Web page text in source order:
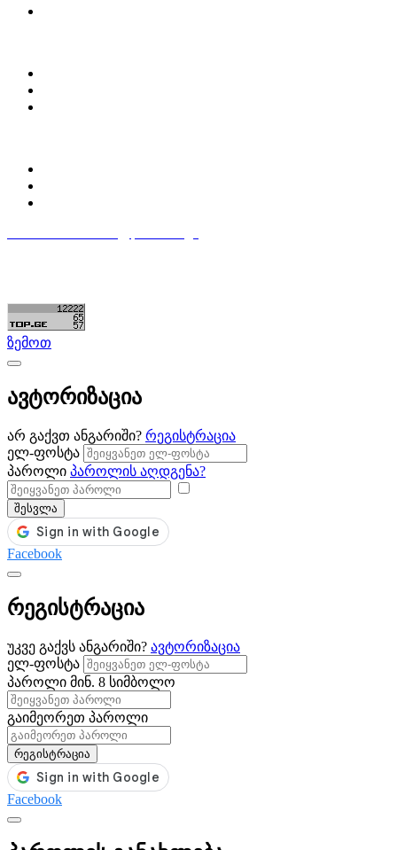
ზემოთ
ავტორიზაცია
არ გაქვთ ანგარიში? რეგისტრაცია
ელ-ფოსტა
პაროლი პაროლის აღდგენა?
შესვლა
Facebook
რეგისტრაცია
უკვე გაქვს ანგარიში? ავტორიზაცია
ელ-ფოსტა
პაროლი მინ. 8 სიმბოლო
გაიმეორეთ პაროლი
რეგისტრაცია
Facebook